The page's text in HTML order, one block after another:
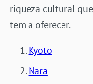
riqueza cultural
tem a oferecer.
Kyoto
Nara